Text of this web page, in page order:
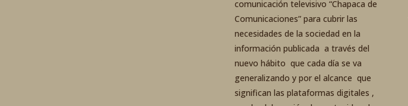
comunicación televisivo “Chapaca de
Comunicaciones” para cubrir las
necesidades de la sociedad en la
información publicada a través del
nuevo hábito que cada día se va
generalizando y por el alcance que
significan las plataformas digitales ,